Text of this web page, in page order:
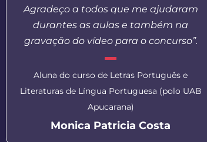
Agradeço a todos que me ajudaram
durantes as aulas e também na
gravação do vídeo para o concurso”.
Aluna do curso de Letras Português e
Literaturas de Língua Portuguesa (polo UAB
Apucarana)
Monica Patricia Costa